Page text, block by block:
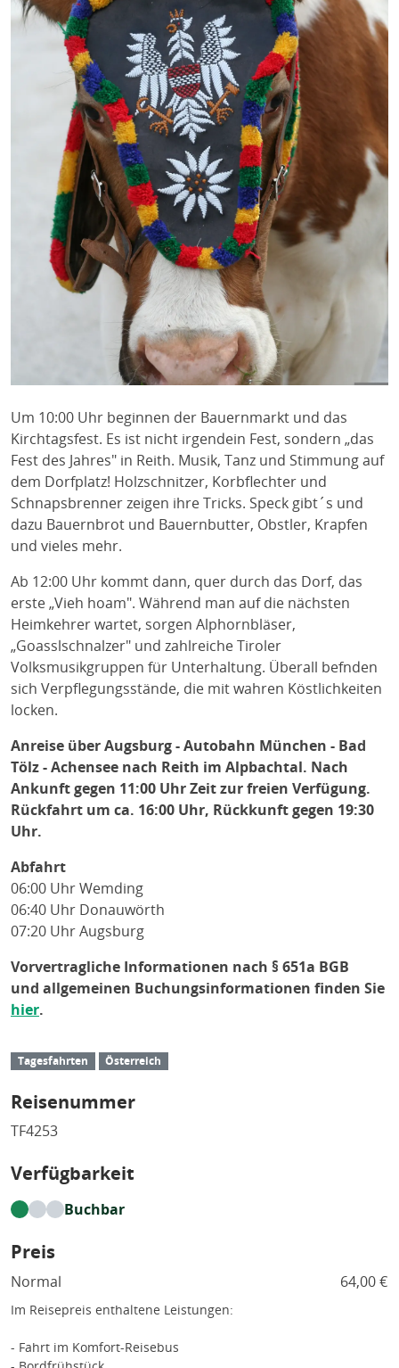
Um 10:00 Uhr beginnen der Bauernmarkt und das
Kirchtagsfest. Es ist nicht irgendein Fest, sondern „das
Fest des Jahres" in Reith. Musik, Tanz und Stimmung auf
dem Dorfplatz! Holzschnitzer, Korbflechter und
Schnapsbrenner zeigen ihre Tricks. Speck gibt´s und
dazu Bauernbrot und Bauernbutter, Obstler, Krapfen
und vieles mehr.
Ab 12:00 Uhr kommt dann, quer durch das Dorf, das
erste „Vieh hoam". Während man auf die nächsten
Heimkehrer wartet, sorgen Alphornbläser,
„Goasslschnalzer" und zahlreiche Tiroler
Volksmusikgruppen für Unterhaltung. Überall befnden
sich Verpflegungsstände, die mit wahren Köstlichkeiten
locken.
Anreise über Augsburg - Autobahn München - Bad
Tölz - Achensee nach Reith im Alpbachtal. Nach
Ankunft gegen 11:00 Uhr Zeit zur freien Verfügung.
Rückfahrt um ca. 16:00 Uhr, Rückkunft gegen 19:30
Uhr.
Abfahrt
06:00 Uhr Wemding
06:40 Uhr Donauwörth
07:20 Uhr Augsburg
Vorvertragliche Informationen nach § 651a BGB
und allgemeinen Buchungsinformationen finden Sie
hier.
Tagesfahrten Österreich
Reisenummer
TF4253
Verfügbarkeit
Buchbar
Preis
Normal 64,00 €
Im Reisepreis enthaltene Leistungen:
- Fahrt im Komfort-Reisebus